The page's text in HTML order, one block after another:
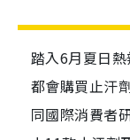
踏入6月夏日
都會購買止汗
同國際消費者